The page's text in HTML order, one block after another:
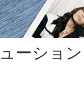
ーショ